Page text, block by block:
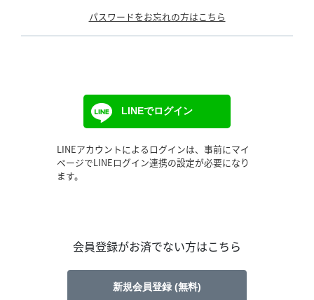
パスワードをお忘れの方はこちら
LINEでログイン
LINEアカウントによるログインは、事前にマイ
ページでLINEログイン連携の設定が必要になり
ます。
会員登録がお済でない方はこちら
新規会員登録 (無料)